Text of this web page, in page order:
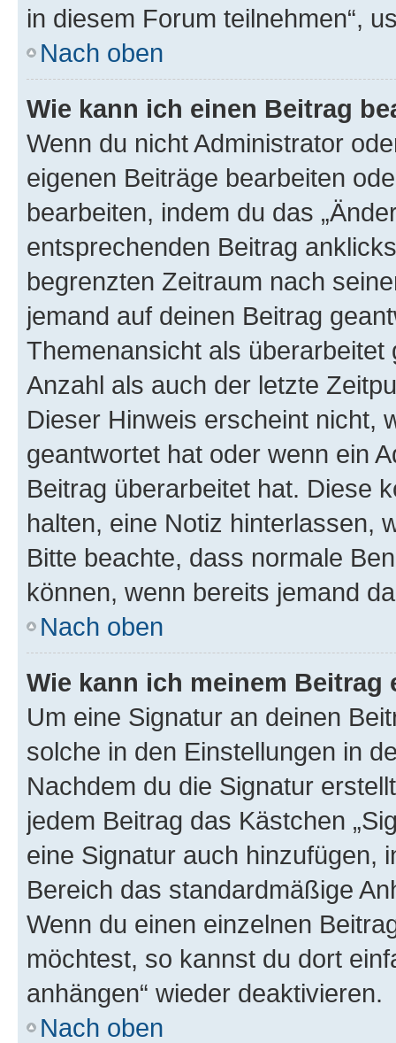
in diesem Forum teilnehmen“,
Nach oben
Wie kann ich einen Beitrag
Wenn du nicht Administrator
eigenen Beiträge bearbeiten
bearbeiten, indem du das
entsprechenden Beitrag
begrenzten Zeitraum nach
jemand auf deinen Beitrag
Themenansicht als
Anzahl als auch der letzte
Dieser Hinweis erscheint nicht,
geantwortet hat oder wenn ein
Beitrag überarbeitet hat. Diese
halten, eine Notiz hinterlassen,
Bitte beachte, dass normale
können, wenn bereits jemand
Nach oben
Wie kann ich meinem
Um eine Signatur an deinen
solche in den Einstellungen in
Nachdem du die Signatur
jedem Beitrag das Kästchen
eine Signatur auch hinzufügen,
Bereich das standardmäßige
Wenn du einen einzelnen
möchtest, so kannst du dort
anhängen“ wieder deaktivieren.
Nach oben